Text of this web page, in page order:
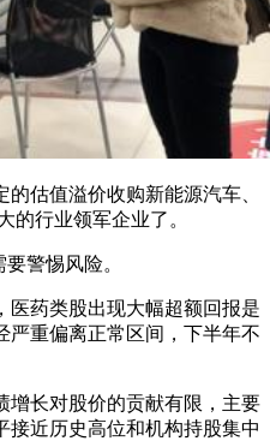
估值溢价收购新能源汽车、
的行业领军企业了。
警惕风险。
医药类股出现大幅超额回报是
严重偏离正常区间，下半年不
增长对股价的贡献有限，主要
接近历史高位和机构持股集中